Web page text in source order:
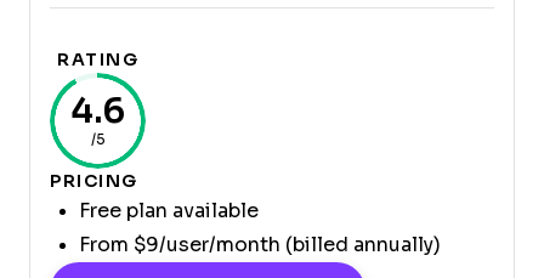
RATING
4.6
/5
PRICING
Free plan available
From $9/user/month (billed annually)